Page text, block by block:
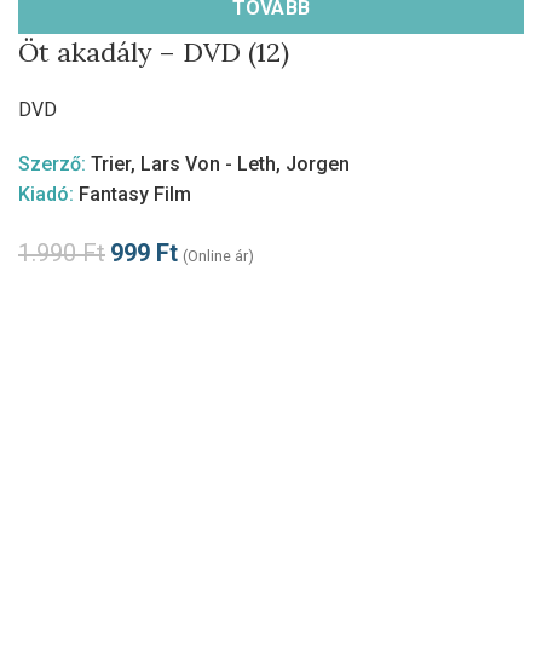
TOVÁBB
Öt akadály – DVD (12)
DVD
Szerző: Trier, Lars Von - Leth, Jorgen
Kiadó: Fantasy Film
1.990Ft 999 Ft (Online ár)